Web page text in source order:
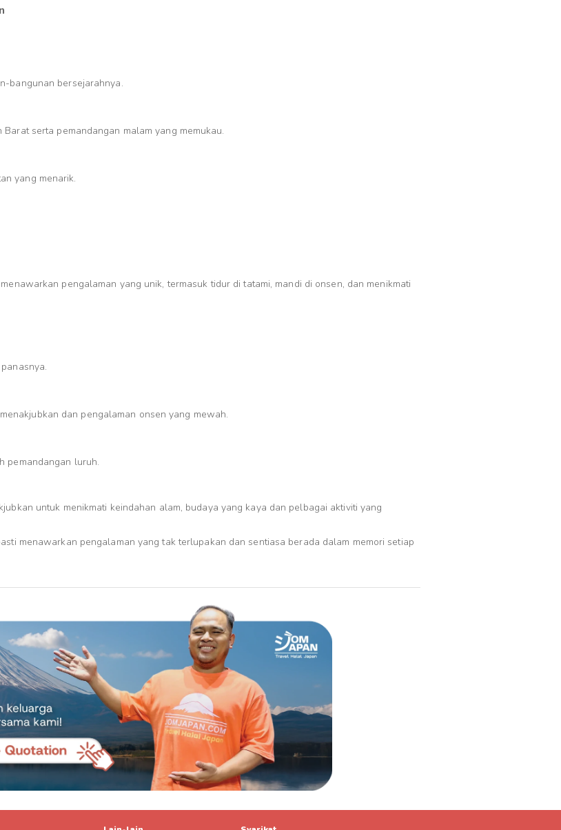
bangunan bersejarahnya.
serta pemandangan malam yang memukau.
yang menarik.
pengalaman yang unik, termasuk tidur di tatami, mandi di onsen, dan menikmati
dan pengalaman onsen yang mewah.
pemandangan luruh.
untuk menikmati keindahan alam, budaya yang kaya dan pelbagai aktiviti yang
menawarkan pengalaman yang tak terlupakan dan sentiasa berada dalam memori setiap